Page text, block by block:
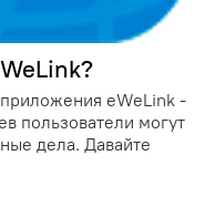
eWeLink -
пользователи могут
дела. Давайте